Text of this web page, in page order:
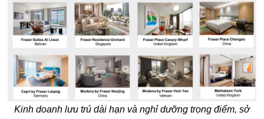
Kinh doanh lưu trú dài hạn và nghỉ dưỡng trọng điểm, sở
hữu 4,7 tỷ đô la Singapore tài sản quy mô khoảng 16.800